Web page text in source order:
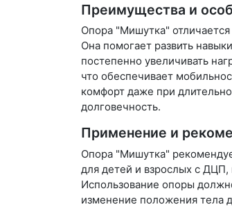
Преимущества и
Опора "Мишутка"
Она помогает развить
постепенно увеличивать
что обеспечивает
комфорт даже при
долговечность.
Применение и
Опора "Мишутка"
для детей и взрослых с
Использование опоры
изменение положения тела